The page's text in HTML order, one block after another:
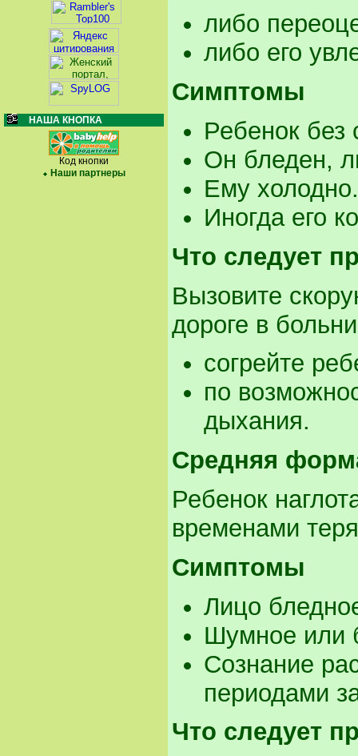
НАША КНОПКА
Код кнопки
Наши партнеры
либо
либо его
Симптомы
Ребенок без
Он бледен,
Ему холодно.
Иногда его
Что следует
Вызовите
дороге в
согрейте
по
дыхания.
Средняя
Ребенок
временами
Симптомы
Лицо
Шумное или
Сознание
периодами
Что следует